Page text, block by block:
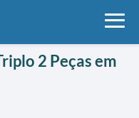
2 Peças em